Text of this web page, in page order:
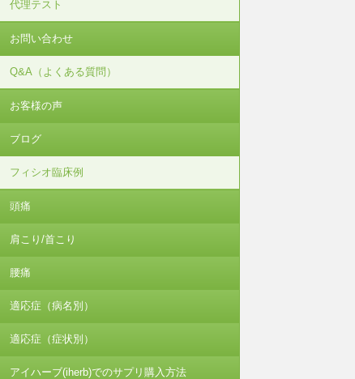
代理テスト
お問い合わせ
Q&A（よくある質問）
お客様の声
ブログ
フィシオ臨床例
頭痛
肩こり/首こり
腰痛
適応症（病名別）
適応症（症状別）
アイハーブ(iherb)でのサプリ購入方法